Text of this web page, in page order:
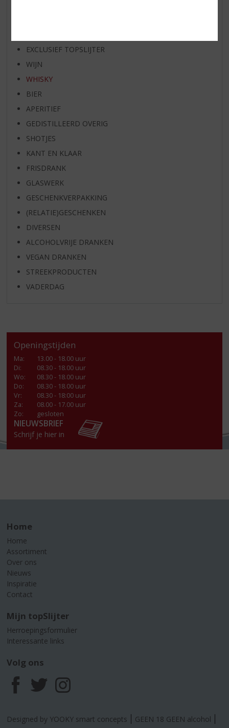
EXCLUSIEF TOPSLIJTER
WIJN
WHISKY
BIER
APERITIEF
GEDISTILLEERD OVERIG
SHOTJES
KANT EN KLAAR
FRISDRANK
GLASWERK
GESCHENKVERPAKKING
(RELATIE)GESCHENKEN
DIVERSEN
ALCOHOLVRIJE DRANKEN
VEGAN DRANKEN
STREEKPRODUCTEN
VADERDAG
Openingstijden
Ma:
13.00 - 18.00 uur
Di:
08.30 - 18.00 uur
Wo:
08.30 - 18.00 uur
Do:
08.30 - 18.00 uur
Vr:
08.30 - 18:00 uur
Za:
08.00 - 17.00 uur
Zo:
gesloten
NIEUWSBRIEF
Schrijf je hier in
Home
Home
Assortiment
Over ons
Nieuws
Inspiratie
Contact
Mijn topSlijter
Herroepingsformulier
Interessante links
Volg ons
F
a
T
w
I
n
Designed by YOOKY smart concepts GEEN 18 GEEN alcohol